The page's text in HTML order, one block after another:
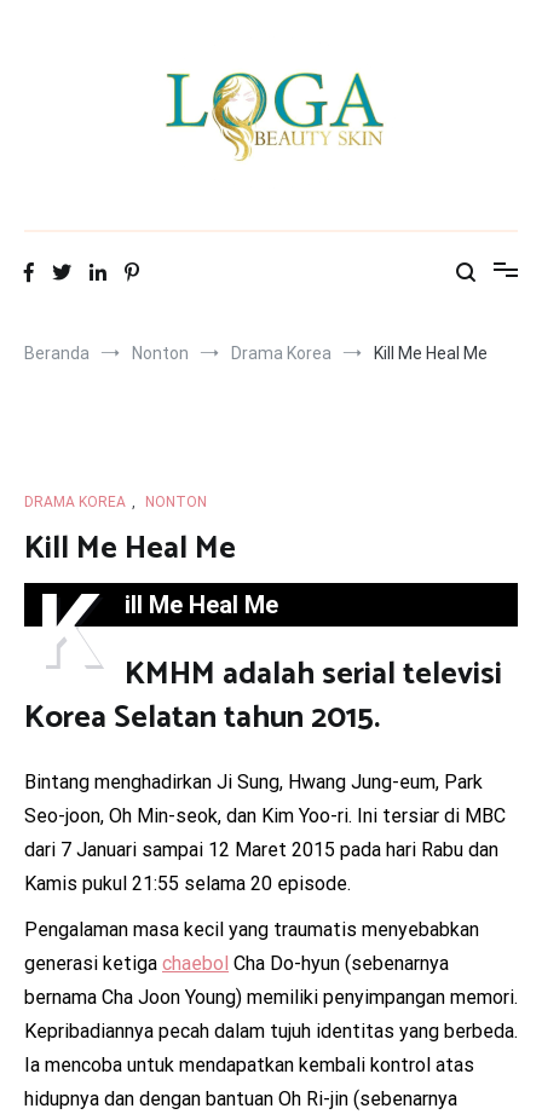
Mitra Loga Beauty Skin
Beranda Nonton Drama Korea Kill Me Heal Me
DRAMA KOREA , NONTON
Kill Me Heal Me
K ill Me Heal Me
KMHM adalah serial televisi
Korea Selatan tahun 2015.
Bintang menghadirkan Ji Sung, Hwang Jung-eum, Park
Seo-joon, Oh Min-seok, dan Kim Yoo-ri. Ini tersiar di MBC
dari 7 Januari sampai 12 Maret 2015 pada hari Rabu dan
Kamis pukul 21:55 selama 20 episode.
Pengalaman masa kecil yang traumatis menyebabkan
generasi ketiga chaebol Cha Do-hyun (sebenarnya
bernama Cha Joon Young) memiliki penyimpangan memori.
Kepribadiannya pecah dalam tujuh identitas yang berbeda.
Ia mencoba untuk mendapatkan kembali kontrol atas
hidupnya dan dengan bantuan Oh Ri-jin (sebenarnya